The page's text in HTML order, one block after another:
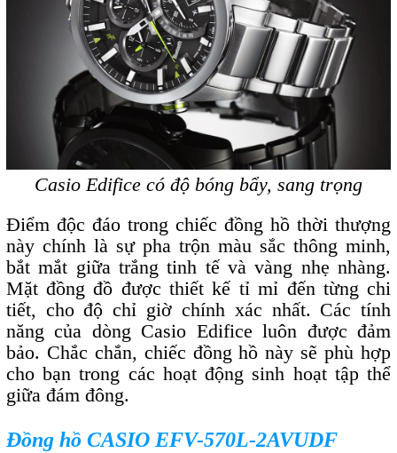
Casio Edifice có độ bóng bẩy, sang trọng
Điểm độc đáo trong chiếc đồng hồ thời thượng
này chính là sự pha trộn màu sắc thông minh,
bắt mắt giữa trắng tinh tế và vàng nhẹ nhàng.
Mặt đồng đồ được thiết kế tỉ mỉ đến từng chi
tiết, cho độ chỉ giờ chính xác nhất. Các tính
năng của dòng Casio Edifice luôn được đảm
bảo. Chắc chắn, chiếc đồng hồ này sẽ phù hợp
cho bạn trong các hoạt động sinh hoạt tập thể
giữa đám đông.
Đồng hồ CASIO EFV-570L-2AVUDF